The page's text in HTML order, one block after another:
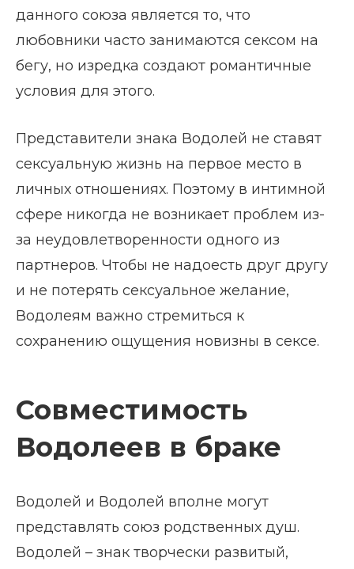
данного союза является то, что
любовники часто занимаются сексом на
бегу, но изредка создают романтичные
условия для этого.
Представители знака Водолей не ставят
сексуальную жизнь на первое место в
личных отношениях. Поэтому в интимной
сфере никогда не возникает проблем из-
за неудовлетворенности одного из
партнеров. Чтобы не надоесть друг другу
и не потерять сексуальное желание,
Водолеям важно стремиться к
сохранению ощущения новизны в сексе.
Совместимость
Водолеев в браке
Водолей и Водолей вполне могут
представлять союз родственных душ.
Водолей – знак творчески развитый,